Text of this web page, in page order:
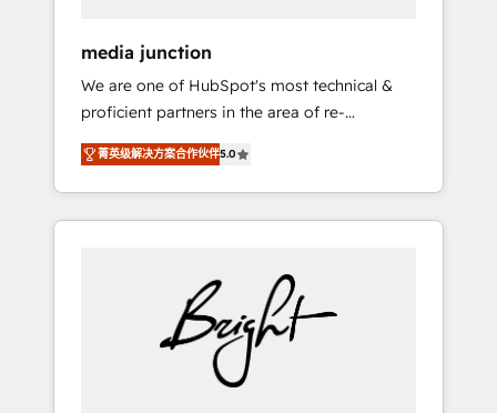
media junction
We are one of HubSpot's most technical &
proficient partners in the area of re-
platforming, website design & development.
We specialize in multi-hub implementations
for mid-market & enterprise companies. We
are woman-owned, powered by coffee, and
Impact Award 🏆2022 Technical Expertise
Impact Award 🏆2022 Platform Migration
Excellence Impact Award 🏆2020 Elite
Solutions Partner 🏆2019 Integrations
菁英级解决方案合作伙伴5.0